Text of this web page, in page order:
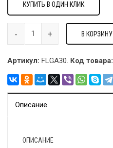
КУПИТЬ В ОДИН КЛИК
В КОРЗИНУ
Артикул: FLGA30. Код товара:
Описание
ОПИСАНИЕ